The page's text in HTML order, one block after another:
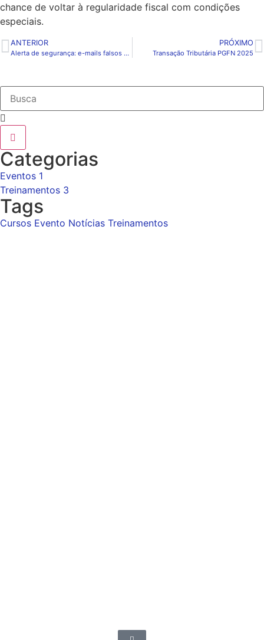
chance de voltar à regularidade fiscal com condições
especiais.
ANTERIOR
Alerta de segurança: e-mails falsos ameaçam suspensão de benefícios
PRÓXIMO
Transação Tributária PGFN 2025
Categorias
Eventos 1
Treinamentos 3
Tags
Cursos Evento Notícias Treinamentos